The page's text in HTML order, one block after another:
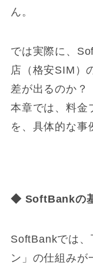
ん。
では実際に、
店（格安SIM）
差が出るのか？
本章では、料金
を、具体的な事
◆ SoftBankの
SoftBankでは、
ン」の仕組みが